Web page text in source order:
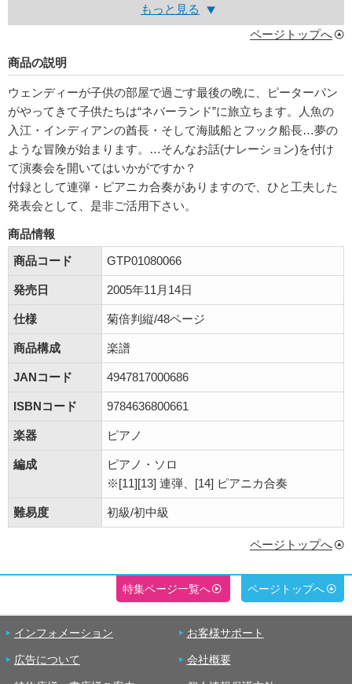
もっと見る
ページトップへ
商品の説明
ウェンディーが子供の部屋で過ごす最後の晩に、ピーターパン
がやってきて子供たちは“ネバーランド”に旅立ちます。人魚の
入江・インディアンの酋長・そして海賊船とフック船長…夢の
ような冒険が始まります。…そんなお話(ナレーション)を付け
て演奏会を開いてはいかがですか？
付録として連弾・ピアニカ合奏がありますので、ひと工夫した
発表会として、是非ご活用下さい。
商品情報
商品コード
GTP01080066
発売日 2005年11月14日
仕様 菊倍判縦/48ページ
商品構成 楽譜
JANコード 4947817000686
ISBNコード 9784636800661
楽器 ピアノ
編成
ピアノ・ソロ
※[11][13] 連弾、[14] ピアニカ合奏
難易度 初級/初中級
ページトップへ
特集ページ一覧へ ページトップへ
インフォメーション お客様サポート
広告について 会社概要